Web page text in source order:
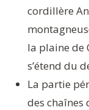
cordillère
la plaine de
s’étend du
La partie
des chaînes